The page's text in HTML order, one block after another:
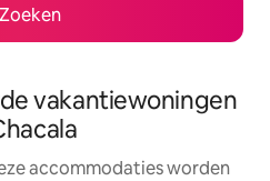
Zoeken
vakantiewoningen
accommodaties worden